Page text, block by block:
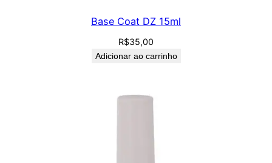
Base Coat DZ 15ml
R$35,00
Adicionar ao carrinho